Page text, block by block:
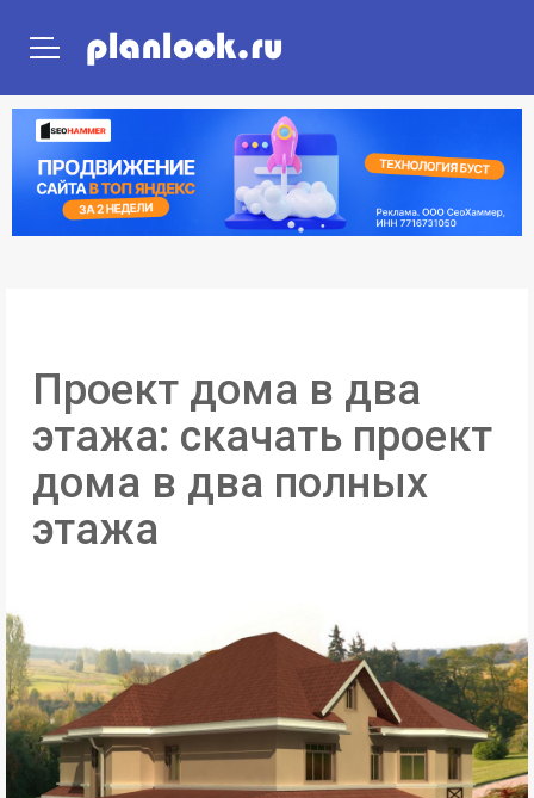
ГЛАВНАЯ
ПРОЕКТЫ ДОМОВ
ПРОЕКТЫ ПОСТРОЕК
Проект дома в два
этажа: скачать проект
дома в два полных
этажа